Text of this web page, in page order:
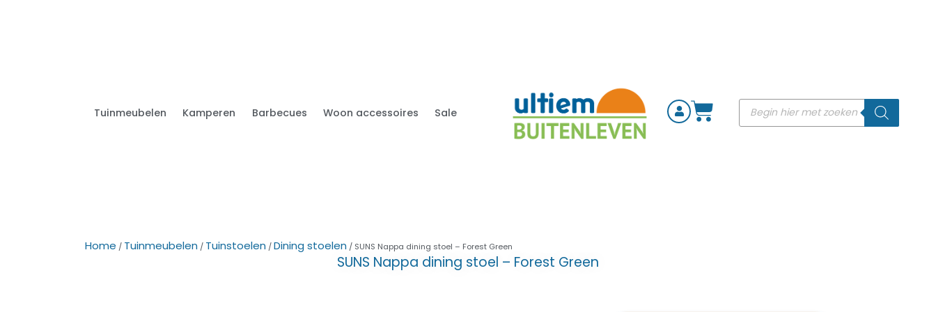
Tuinmeubelen Kamperen Barbecues Woon accessoires Sale
Home / Tuinmeubelen / Tuinstoelen /Dining stoelen / SUNS Nappa dining stoel – Forest Green
SUNS Nappa dining stoel – Forest Green